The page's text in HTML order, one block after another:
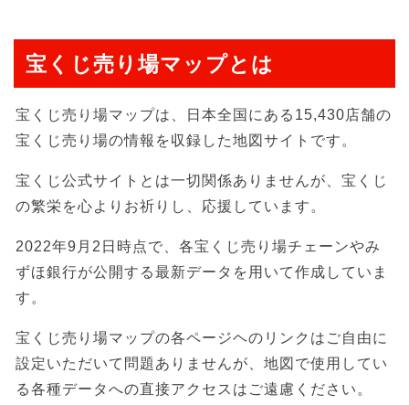
宝くじ売り場マップとは
宝くじ売り場マップは、日本全国にある15,430店舗の
宝くじ売り場の情報を収録した地図サイトです。
宝くじ公式サイトとは一切関係ありませんが、宝くじ
の繁栄を心よりお祈りし、応援しています。
2022年9月2日時点で、各宝くじ売り場チェーンやみ
ずほ銀行が公開する最新データを用いて作成していま
す。
宝くじ売り場マップの各ページヘのリンクはご自由に
設定いただいて問題ありませんが、地図で使用してい
る各種データへの直接アクセスはご遠慮ください。